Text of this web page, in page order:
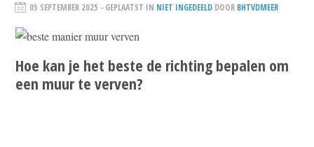
05 SEPTEMBER 2025 - GEPLAATST IN NIET INGEDEELD DOOR BHTVDMEER
Hoe kan je het beste de richting bepalen om
een muur te verven?